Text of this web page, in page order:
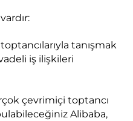
tanışmak
iş ilişkileri
çevrimiçi toptancı
Alibaba,